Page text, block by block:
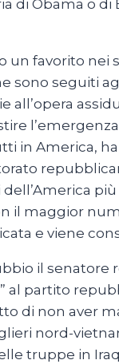
di Obama o
favorito nei
sono seguiti
in America,
il maggior
e viene
il senatore
partito
di non aver
nord-
truppe in